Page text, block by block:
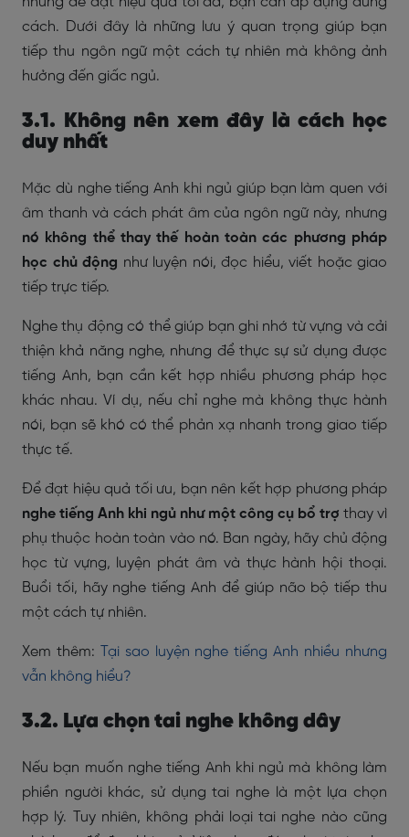
cách. Dưới đây là những lưu ý quan trọng giúp bạn
tiếp thu ngôn ngữ một cách tự nhiên mà không ảnh
hưởng đến giấc ngủ.
3.1. Không nên xem đây là cách học
duy nhất
Mặc dù nghe tiếng Anh khi ngủ giúp bạn làm quen với
âm thanh và cách phát âm của ngôn ngữ này, nhưng
nó không thể thay thế hoàn toàn các phương pháp
học chủ động như luyện nói, đọc hiểu, viết hoặc giao
tiếp trực tiếp.
Nghe thụ động có thể giúp bạn ghi nhớ từ vựng và cải
thiện khả năng nghe, nhưng để thực sự sử dụng được
tiếng Anh, bạn cần kết hợp nhiều phương pháp học
khác nhau. Ví dụ, nếu chỉ nghe mà không thực hành
nói, bạn sẽ khó có thể phản xạ nhanh trong giao tiếp
thực tế.
Để đạt hiệu quả tối ưu, bạn nên kết hợp phương pháp
nghe tiếng Anh khi ngủ như một công cụ bổ trợ thay vì
phụ thuộc hoàn toàn vào nó. Ban ngày, hãy chủ động
học từ vựng, luyện phát âm và thực hành hội thoại.
Buổi tối, hãy nghe tiếng Anh để giúp não bộ tiếp thu
một cách tự nhiên.
Xem thêm:
Tại sao luyện nghe tiếng Anh nhiều nhưng
vẫn không hiểu?
3.2. Lựa chọn tai nghe không dây
Nếu bạn muốn nghe tiếng Anh khi ngủ mà không làm
phiền người khác, sử dụng tai nghe là một lựa chọn
hợp lý. Tuy nhiên, không phải loại tai nghe nào cũng